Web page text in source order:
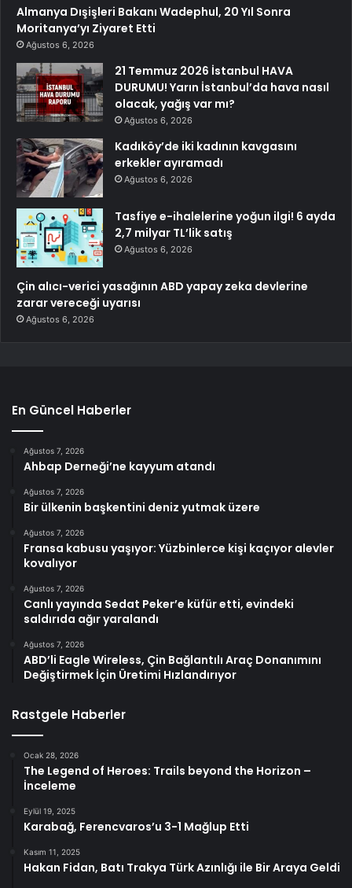
Almanya Dışişleri Bakanı Wadephul, 20 Yıl Sonra
Moritanya’yı Ziyaret Etti
Ağustos 6, 2026
21 Temmuz 2026 İstanbul HAVA
DURUMU! Yarın İstanbul’da hava nasıl
olacak, yağış var mı?
Ağustos 6, 2026
Kadıköy’de iki kadının kavgasını
erkekler ayıramadı
Ağustos 6, 2026
Tasfiye e-ihalelerine yoğun ilgi! 6 ayda
2,7 milyar TL’lik satış
Ağustos 6, 2026
Çin alıcı-verici yasağının ABD yapay zeka devlerine
zarar vereceği uyarısı
Ağustos 6, 2026
En Güncel Haberler
Ağustos 7, 2026
Ahbap Derneği’ne kayyum atandı
Ağustos 7, 2026
Bir ülkenin başkentini deniz yutmak üzere
Ağustos 7, 2026
Fransa kabusu yaşıyor: Yüzbinlerce kişi kaçıyor alevler
kovalıyor
Ağustos 7, 2026
Canlı yayında Sedat Peker’e küfür etti, evindeki
saldırıda ağır yaralandı
Ağustos 7, 2026
ABD’li Eagle Wireless, Çin Bağlantılı Araç Donanımını
Değiştirmek İçin Üretimi Hızlandırıyor
Rastgele Haberler
Ocak 28, 2026
The Legend of Heroes: Trails beyond the Horizon –
İnceleme
Eylül 19, 2025
Karabağ, Ferencvaros’u 3-1 Mağlup Etti
Kasım 11, 2025
Hakan Fidan, Batı Trakya Türk Azınlığı ile Bir Araya Geldi